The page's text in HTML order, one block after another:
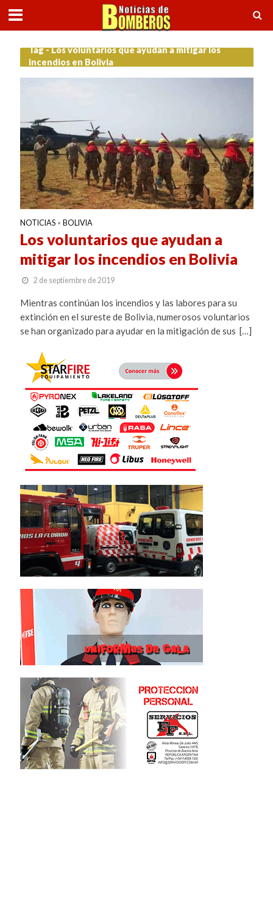
Tag - Los voluntarios que ayudan a mitigar los
incendios en Bolivia
NOTICIAS • BOLIVIA
Los voluntarios que ayudan a
mitigar los incendios en Bolivia
2 de septiembre de 2019
Mientras continúan los incendios y las labores para su
extinción en el sureste de Bolivia, numerosos voluntarios
se han organizado para ayudar en la mitigación de sus […]